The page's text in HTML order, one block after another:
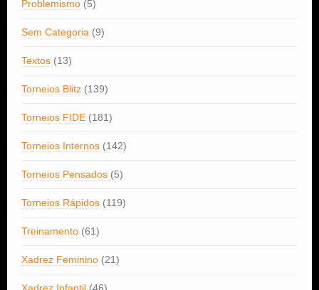
Problemismo (5)
Sem Categoria (9)
Textos (13)
Torneios Blitz (139)
Torneios FIDE (181)
Torneios Internos (142)
Torneios Pensados (5)
Torneios Rápidos (119)
Treinamento (61)
Xadrez Feminino (21)